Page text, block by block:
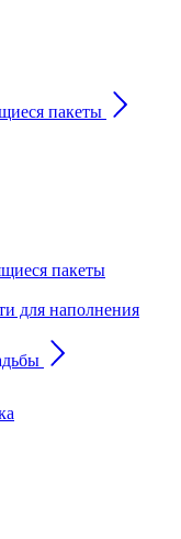
пакеты
пакеты
для наполнения